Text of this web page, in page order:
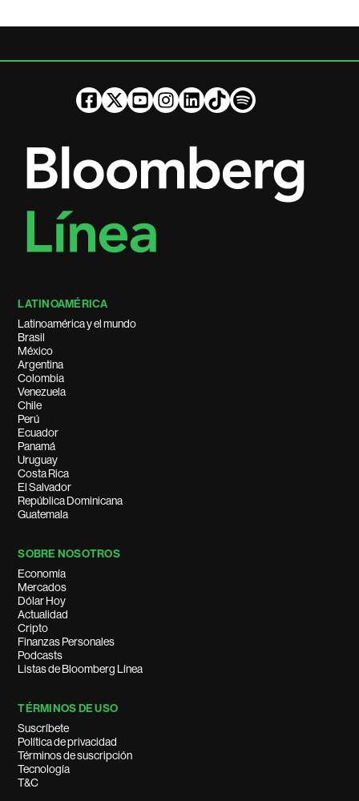
LATINOAMÉRICA
Latinoamérica y el mundo
Brasil
México
Argentina
Colombia
Venezuela
Chile
Perú
Ecuador
Panamá
Uruguay
Costa Rica
El Salvador
República Dominicana
Guatemala
SOBRE NOSOTROS
Economía
Mercados
Dólar Hoy
Actualidad
Cripto
Finanzas Personales
Podcasts
Listas de Bloomberg Línea
TÉRMINOS DE USO
Suscríbete
Política de privacidad
Términos de suscripción
Tecnología
T&C